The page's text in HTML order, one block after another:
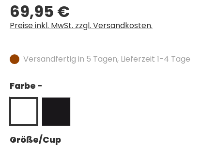
Regulärer Preis:
69,95 €
Preise inkl. MwSt. zzgl. Versandkosten.
Versandfertig in 5 Tagen, Lieferzeit 1-4 Tage
Farbe -
Größe/Cupauswählen